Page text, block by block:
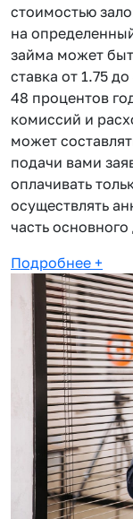
стоимостью
на
займа может
ставка от 1.75
48 процентов
комиссий и
может
подачи вами
оплачивать
осуществлять
часть основного
Подробнее +